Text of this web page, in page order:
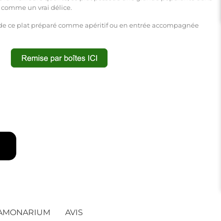
un vrai délice.
ce plat préparé comme apéritif ou en entrée accompagnée
AVIS